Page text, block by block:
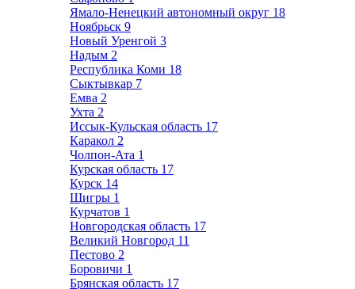
Ямало-Ненецкий автономный округ 18
Ноябрьск 9
Новый Уренгой 3
Надым 2
Республика Коми 18
Сыктывкар 7
Емва 2
Ухта 2
Иссык-Кульская область 17
Каракол 2
Чолпон-Ата 1
Курская область 17
Курск 14
Щигры 1
Курчатов 1
Новгородская область 17
Великий Новгород 11
Пестово 2
Боровичи 1
Брянская область 17